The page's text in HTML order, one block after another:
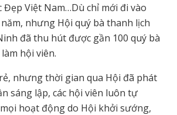
Đẹp Việt Nam…Dù chỉ mới đi vào
nhưng Hội quý bà thanh lịch
đã thu hút được gần 100 quý bà
hội viên.
nhưng thời gian qua Hội đã phát
sáng lập, các hội viên luôn tự
hoạt động do Hội khởi sướng,